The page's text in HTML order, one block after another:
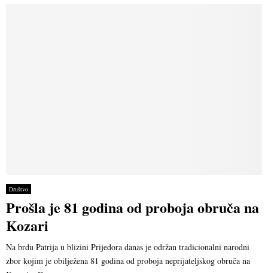
Društvo
Prošla je 81 godina od proboja obruča na
Kozari
Na brdu Patrija u blizini Prijedora danas je održan tradicionalni narodni
zbor kojim je obilježena 81 godina od proboja neprijateljskog obruča na